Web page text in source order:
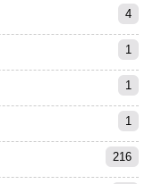
4
1
1
1
216